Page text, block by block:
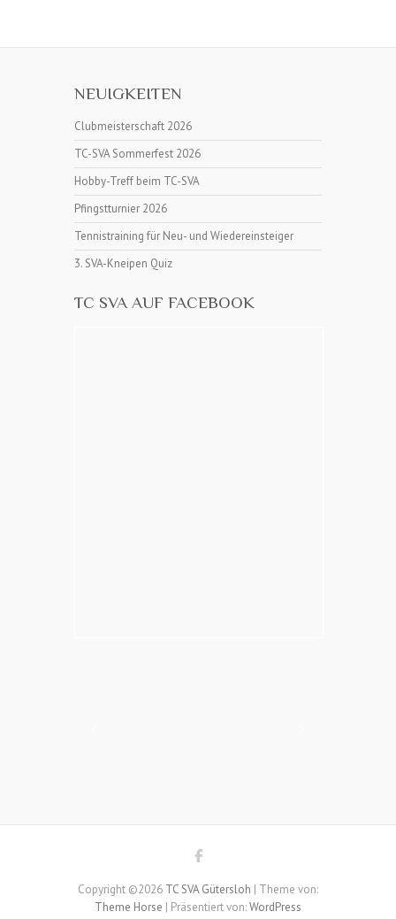
NEUIGKEITEN
Clubmeisterschaft 2026
TC-SVA Sommerfest 2026
Hobby-Treff beim TC-SVA
Pfingstturnier 2026
Tennistraining für Neu- und Wiedereinsteiger
3. SVA-Kneipen Quiz
TC SVA AUF FACEBOOK
Copyright ©2026 TC SVA Gütersloh | Theme von:
Theme Horse | Präsentiert von:WordPress